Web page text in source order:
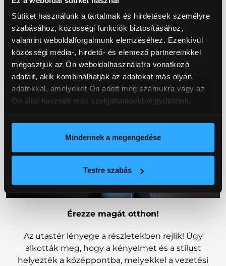
Sütiket használunk a tartalmak és hirdetések személyre
szabásához, közösségi funkciók biztosításához,
valamint weboldalforgalmunk elemzéséhez. Ezenkívül
közösségi média-, hirdető- és elemező partnereinkkel
megosztjuk az Ön weboldalhasználatra vonatkozó
adatait, akik kombinálhatják az adatokat más olyan
adatokkal, amelyeket Ön adott meg számukra vagy az
Ön által használt más szolgáltatásokból gyűjtöttek.
Mindennek a megengedése
Testre szabás
Érezze magát otthon!
Az utastér lényege a részletekben rejlik! Úgy
alkották meg, hogy a kényelmet és a stílust
helyezték a középpontba, melyekkel a vezetési